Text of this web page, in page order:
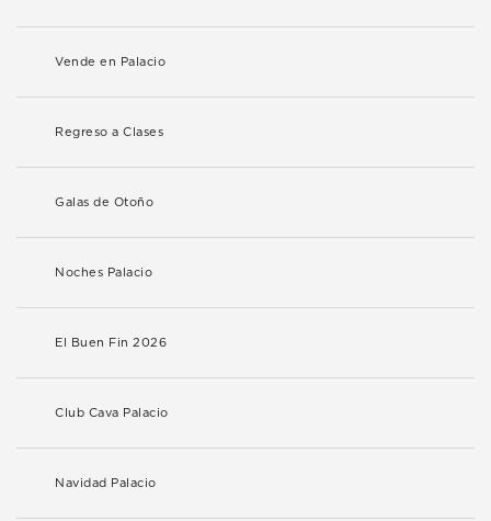
Vende en Palacio
Regreso a Clases
Galas de Otoño
Noches Palacio
El Buen Fin 2026
Club Cava Palacio
Navidad Palacio